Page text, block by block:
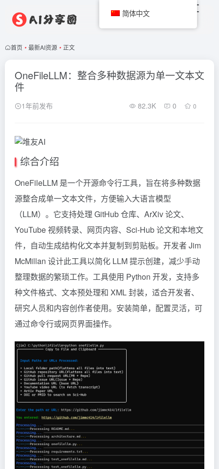
首页 • 最新AI资源 • 正文
OneFileLLM：整合多种数据源为单一文本文
件
1年前发布 82.3K 0 0
综合介绍
OneFileLLM 是一个开源命令行工具，旨在将多种数据
源整合成单一文本文件，方便输入大语言模型
（LLM）。它支持处理 GitHub 仓库、ArXiv 论文、
YouTube 视频转录、网页内容、Sci-Hub 论文和本地文
件，自动生成结构化文本并复制到剪贴板。开发者 Jim
McMillan 设计此工具以简化 LLM 提示创建，减少手动
整理数据的繁琐工作。工具使用 Python 开发，支持多
种文件格式、文本预处理和 XML 封装，适合开发者、
研究人员和内容创作者使用。安装简单，配置灵活，可
通过命令行或网页界面操作。
简体中文